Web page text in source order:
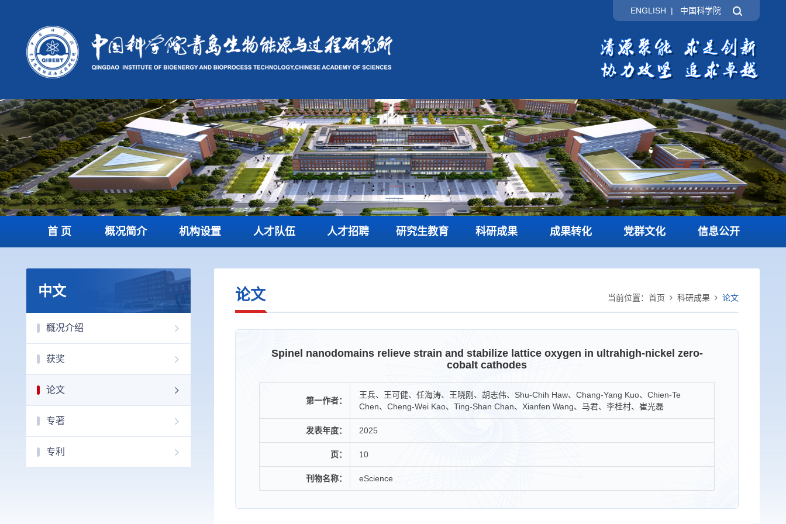
ENGLISH | 中国科学院
首 页 概况简介 机构设置 人才队伍 人才招聘 研究生教育 科研成果 成果转化 党群文化 信息公开
中文
概况介绍
获奖
论文
专著
专利
当前位置： 首页 科研成果 论文
论文
Spinel nanodomains relieve strain and stabilize lattice oxygen in ultrahigh-nickel zero-
cobalt cathodes
第一作者：
王兵、王可健、任海涛、王晓刚、胡志伟、Shu-Chih Haw、Chang-Yang Kuo、Chien-Te
Chen、Cheng-Wei Kao、Ting-Shan Chan、Xianfen Wang、马君、李桂村、崔光磊
发表年度： 2025
页： 10
刊物名称： eScience